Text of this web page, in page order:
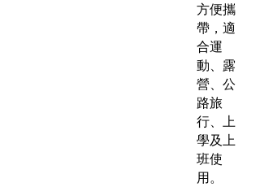
方便攜
帶，適
合運
動、露
營、公
路旅
行、上
學及上
班使
用。